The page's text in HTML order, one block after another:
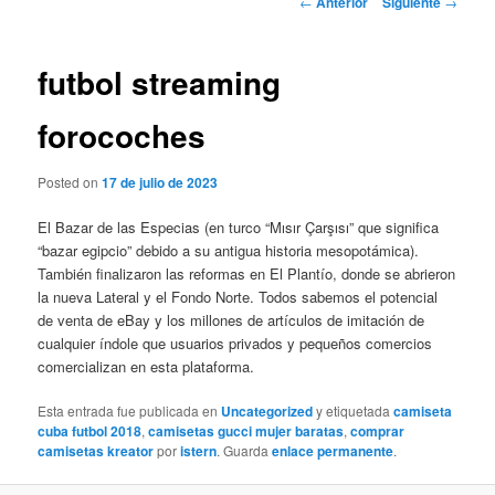
futbol streaming
forocoches
Posted on17 de julio de 2023
El Bazar de las Especias (en turco “Mısır Çarşısı” que significa
“bazar egipcio” debido a su antigua historia mesopotámica).
También finalizaron las reformas en El Plantío, donde se abrieron
la nueva Lateral y el Fondo Norte. Todos sabemos el potencial
de venta de eBay y los millones de artículos de imitación de
cualquier índole que usuarios privados y pequeños comercios
comercializan en esta plataforma.
Esta entrada fue publicada en Uncategorizedy etiquetadacamiseta
cuba futbol 2018,camisetas gucci mujer baratas,comprar
camisetas kreatorporistern. Guardaenlace permanente.